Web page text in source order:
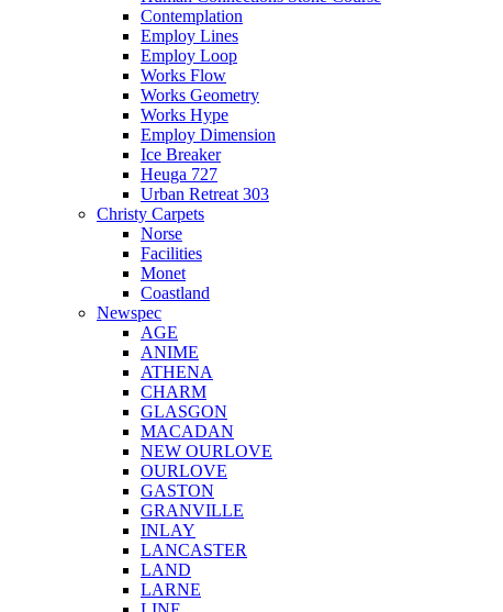
Contemplation
Employ Lines
Employ Loop
Works Flow
Works Geometry
Works Hype
Employ Dimension
Ice Breaker
Heuga 727
Urban Retreat 303
Christy Carpets
Norse
Facilities
Monet
Coastland
Newspec
AGE
ANIME
ATHENA
CHARM
GLASGON
MACADAN
NEW OURLOVE
OURLOVE
GASTON
GRANVILLE
INLAY
LANCASTER
LAND
LARNE